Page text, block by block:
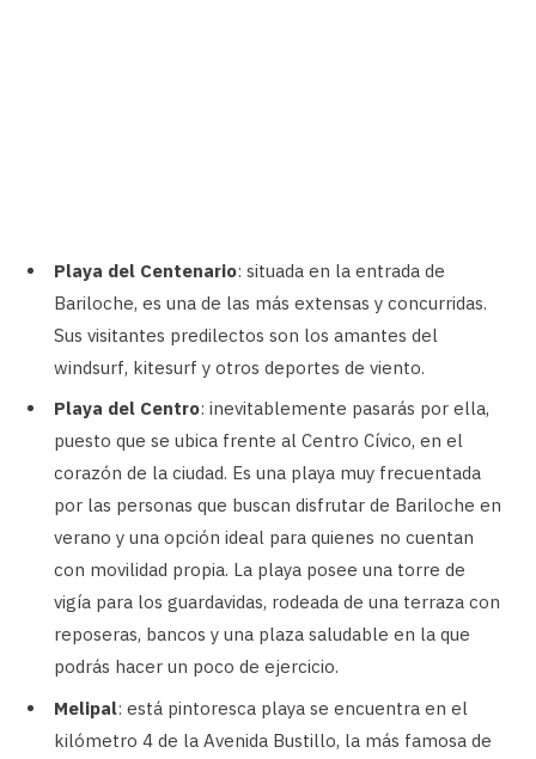
Playa del Centenario: situada en la entrada de
Bariloche, es una de las más extensas y concurridas.
Sus visitantes predilectos son los amantes del
windsurf, kitesurf y otros deportes de viento.
Playa del Centro: inevitablemente pasarás por ella,
puesto que se ubica frente al Centro Cívico, en el
corazón de la ciudad. Es una playa muy frecuentada
por las personas que buscan disfrutar de Bariloche en
verano y una opción ideal para quienes no cuentan
con movilidad propia. La playa posee una torre de
vigía para los guardavidas, rodeada de una terraza con
reposeras, bancos y una plaza saludable en la que
podrás hacer un poco de ejercicio.
Melipal: está pintoresca playa se encuentra en el
kilómetro 4 de la Avenida Bustillo, la más famosa de